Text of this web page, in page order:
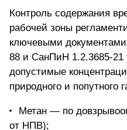
Контроль содержания
рабочей зоны
ключевыми
88 и СанПиН 1.2.3685-21
допустимые
природного и попутного
Метан — по
от НПВ);